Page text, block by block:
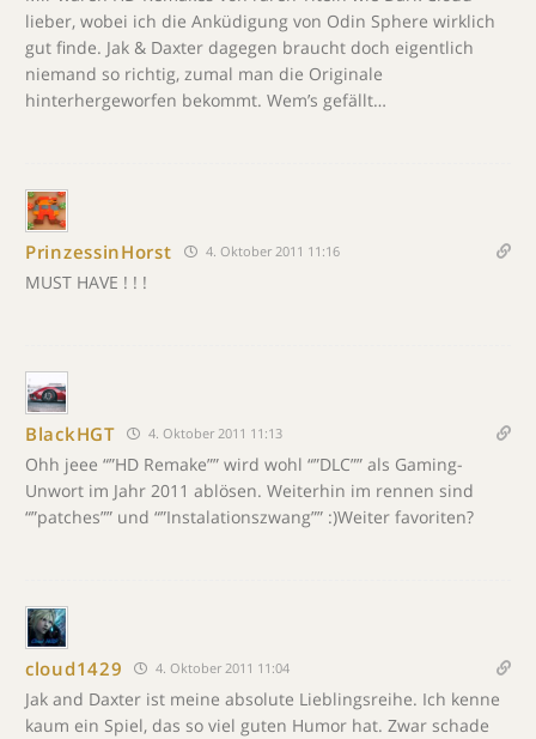
lieber, wobei ich die Anküdigung von Odin Sphere wirklich
gut finde. Jak & Daxter dagegen braucht doch eigentlich
niemand so richtig, zumal man die Originale
hinterhergeworfen bekommt. Wem’s gefällt…
PrinzessinHorst 4. Oktober 2011 11:16
MUST HAVE ! ! !
BlackHGT 4. Oktober 2011 11:13
Ohh jeee “”HD Remake”” wird wohl “”DLC”” als Gaming-
Unwort im Jahr 2011 ablösen. Weiterhin im rennen sind
“”patches”” und “”Instalationszwang”” :)Weiter favoriten?
cloud1429 4. Oktober 2011 11:04
Jak and Daxter ist meine absolute Lieblingsreihe. Ich kenne
kaum ein Spiel, das so viel guten Humor hat. Zwar schade